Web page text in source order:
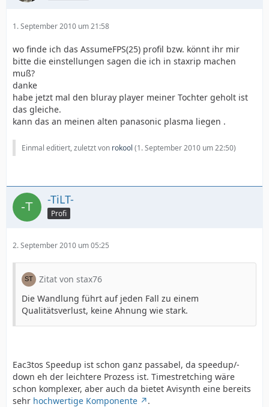
1. September 2010 um 21:58
wo finde ich das AssumeFPS(25) profil bzw. könnt ihr mir
bitte die einstellungen sagen die ich in staxrip machen
muß?
danke
habe jetzt mal den bluray player meiner Tochter geholt ist
das gleiche.
kann das an meinen alten panasonic plasma liegen .
Einmal editiert, zuletzt von rokool (1. September 2010 um 22:50)
-TiLT-
Profi
2. September 2010 um 05:25
Zitat von stax76
Die Wandlung führt auf jeden Fall zu einem
Qualitätsverlust, keine Ahnung wie stark.
Eac3tos Speedup ist schon ganz passabel, da speedup/-
down eh der leichtere Prozess ist. Timestretching wäre
schon komplexer, aber auch da bietet Avisynth eine bereits
sehr hochwertige Komponente
.